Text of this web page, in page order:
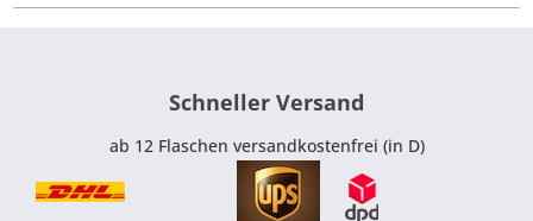
Schneller Versand
ab 12 Flaschen versandkostenfrei (in D)